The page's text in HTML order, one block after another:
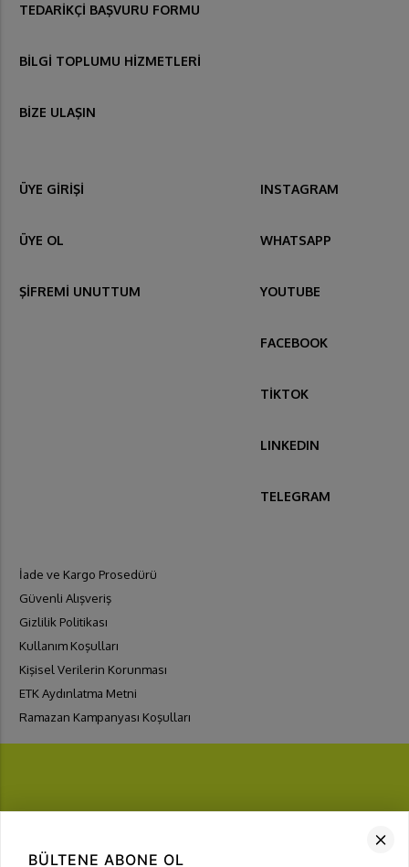
TEDARİKÇİ BAŞVURU FORMU
BİLGİ TOPLUMU HİZMETLERİ
BİZE ULAŞIN
ÜYE GİRİŞİ
ÜYE OL
ŞİFREMİ UNUTTUM
INSTAGRAM
WHATSAPP
YOUTUBE
FACEBOOK
TİKTOK
LINKEDIN
TELEGRAM
İade ve Kargo Prosedürü
Güvenli Alışveriş
Gizlilik Politikası
Kullanım Koşulları
Kişisel Verilerin Korunması
ETK Aydınlatma Metni
Ramazan Kampanyası Koşulları
FIRSATLARI YAKALA
BÜLTENE ABONE OL